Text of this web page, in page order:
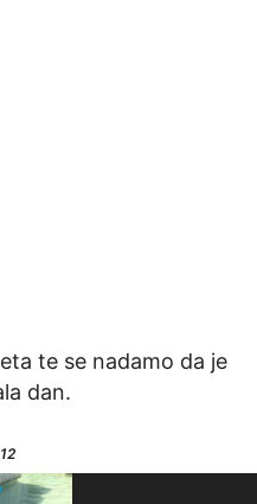
te se nadamo da je
dan.